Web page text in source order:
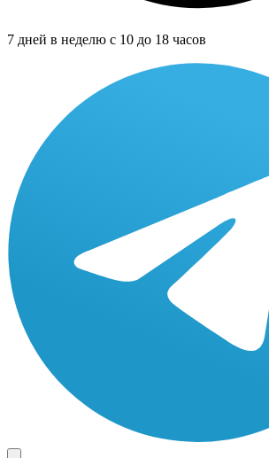
7 дней в неделю с 10 до 18 часов